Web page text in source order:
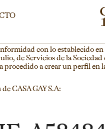
con lo establecido
de Servicios de la
procedido a crear un perfil en
CASA GAY S.A: